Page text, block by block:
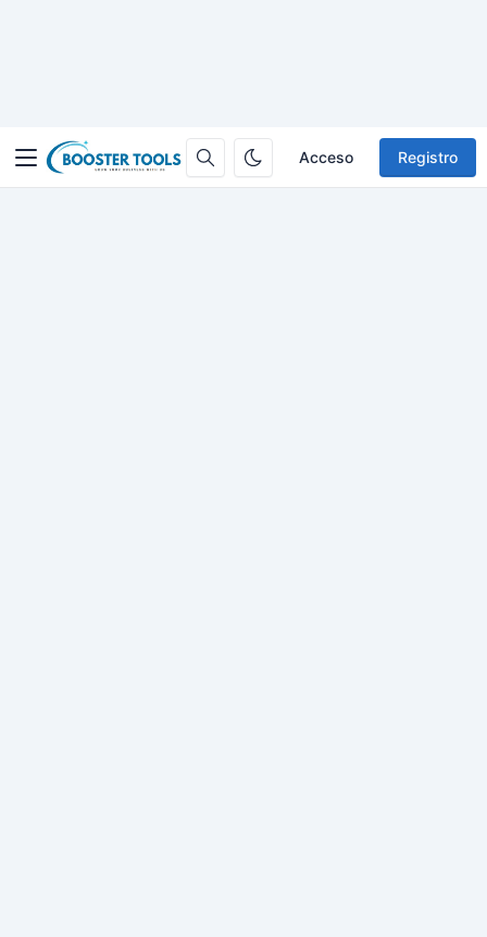
Acceso Registro